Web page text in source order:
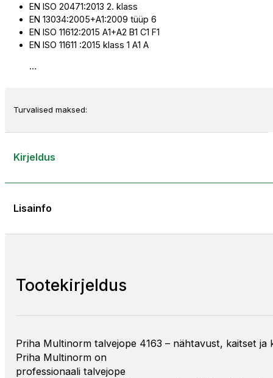
EN ISO 20471:2013 2. klass
EN 13034:2005+A1:2009 tüüp 6
EN ISO 11612:2015 A1+A2 B1 C1 F1
EN ISO 11611 :2015 klass 1 A1 A
…
Turvalised maksed:
Kirjeldus
Lisainfo
Tootekirjeldus
Priha Multinorm talvejope 4163 – nähtavust, kaitset
Priha Multinorm on
professionaali talvejope